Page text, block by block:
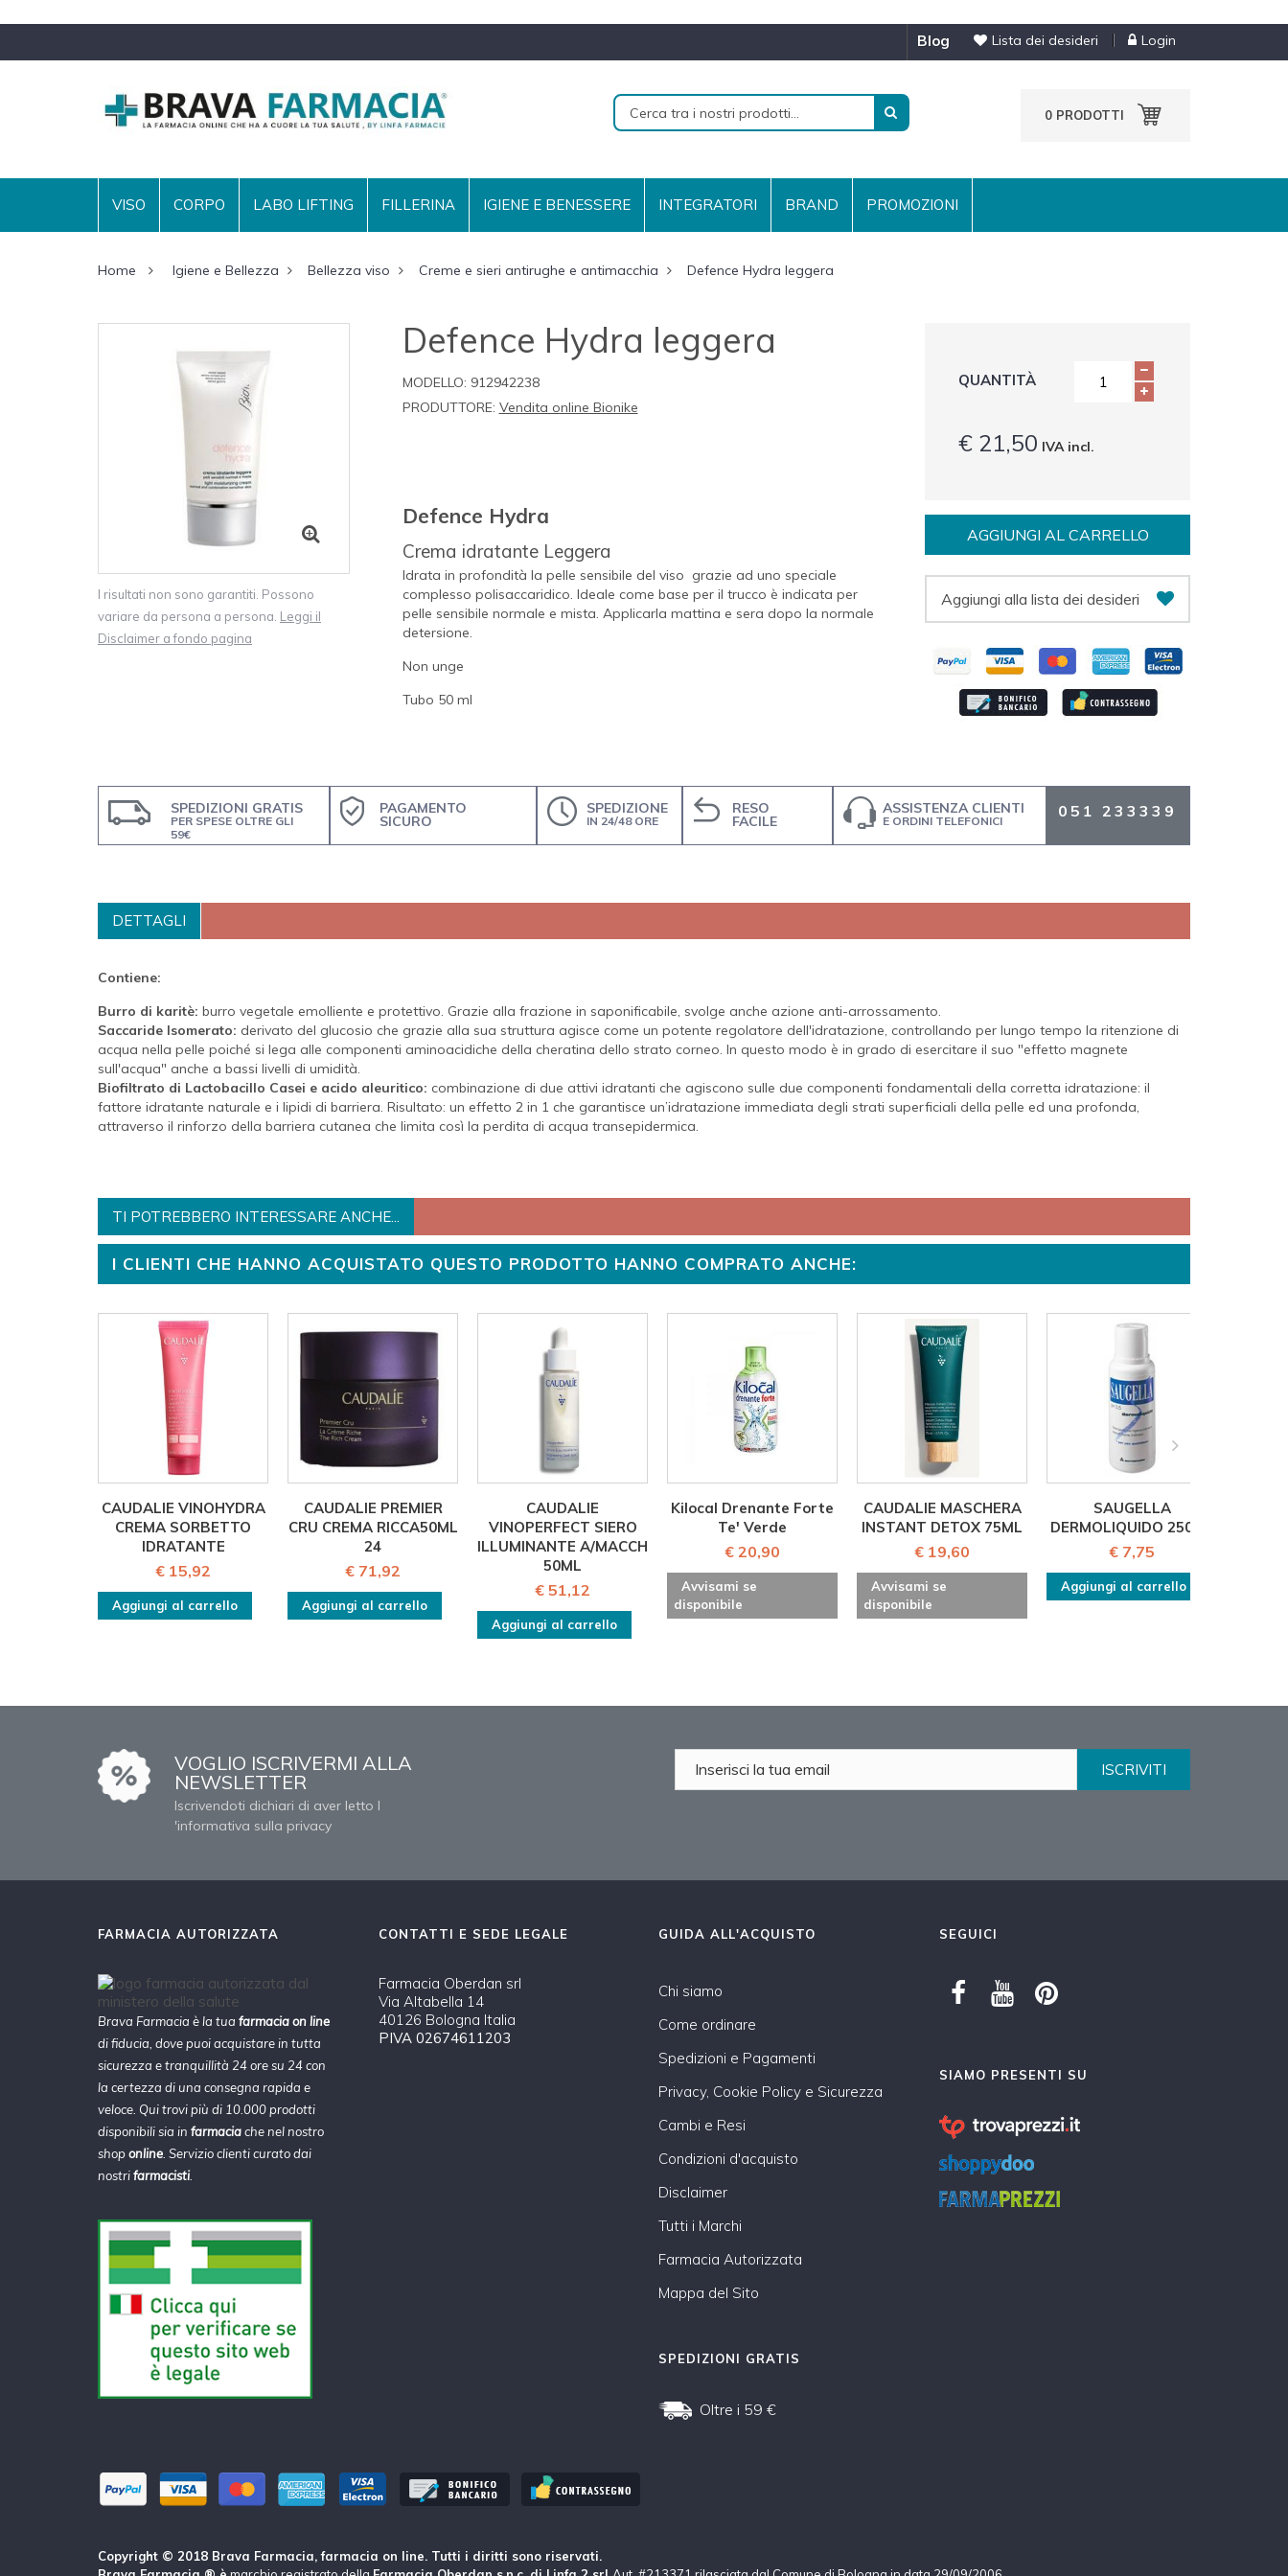
Lista dei desideri Login
blog
0 PRODOTTI
VISO CORPO LABO LIFTING FILLERINA IGIENE E BENESSERE INTEGRATORI BRAND PROMOZIONI
Home Igiene e Bellezza Bellezza viso Creme e sieri antirughe e antimacchia Defence Hydra leggera
I risultati non sono garantiti. Possono
variare da persona a persona. Leggi il
Disclaimer a fondo pagina
Defence Hydra leggera
MODELLO: 912942238
PRODUTTORE: Vendita online Bionike
Defence Hydra
Crema idratante Leggera
Idrata in profondità la pelle sensibile del viso grazie ad uno speciale
complesso polisaccaridico. Ideale come base per il trucco è indicata per
pelle sensibile normale e mista. Applicarla mattina e sera dopo la normale
detersione.
Non unge
Tubo 50 ml
QUANTITÀ
€ 21,50 IVA incl.
AGGIUNGI AL CARRELLO
Aggiungi alla lista dei desideri
SPEDIZIONI GRATIS
PER SPESE OLTRE GLI
59€
PAGAMENTO
SICURO
SPEDIZIONE
IN 24/48 ORE
RESO
FACILE
ASSISTENZA CLIENTI
E ORDINI TELEFONICI
051 233339
DETTAGLI
Contiene:
Burro di karitè: burro vegetale emolliente e protettivo. Grazie alla frazione in saponificabile, svolge anche azione anti-arrossamento.
Saccaride Isomerato: derivato del glucosio che grazie alla sua struttura agisce come un potente regolatore dell'idratazione, controllando per lungo tempo la ritenzione di
acqua nella pelle poiché si lega alle componenti aminoacidiche della cheratina dello strato corneo. In questo modo è in grado di esercitare il suo "effetto magnete
sull'acqua" anche a bassi livelli di umidità.
Biofiltrato di Lactobacillo Casei e acido aleuritico: combinazione di due attivi idratanti che agiscono sulle due componenti fondamentali della corretta idratazione: il
fattore idratante naturale e i lipidi di barriera. Risultato: un effetto 2 in 1 che garantisce un’idratazione immediata degli strati superficiali della pelle ed una profonda,
attraverso il rinforzo della barriera cutanea che limita così la perdita di acqua transepidermica.
TI POTREBBERO INTERESSARE ANCHE...
I CLIENTI CHE HANNO ACQUISTATO QUESTO PRODOTTO HANNO COMPRATO ANCHE:
CAUDALIE VINOHYDRA
CREMA SORBETTO
IDRATANTE
€ 15,92
Aggiungi al carrello
CAUDALIE PREMIER
CRU CREMA RICCA50ML
24
€ 71,92
Aggiungi al carrello
CAUDALIE
VINOPERFECT SIERO
ILLUMINANTE A/MACCH
50ML
€ 51,12
Aggiungi al carrello
Kilocal Drenante Forte
Te' Verde
€ 20,90
Avvisami se
disponibile
CAUDALIE MASCHERA
INSTANT DETOX 75ML
€ 19,60
Avvisami se
disponibile
SAUGELLA
DERMOLIQUIDO 250ML
€ 7,75
Aggiungi al carrello
VOGLIO ISCRIVERMI ALLA
NEWSLETTER
Iscrivendoti dichiari di aver letto l
'informativa sulla privacy
ISCRIVITI
FARMACIA AUTORIZZATA
Brava Farmacia è la tua farmacia on line
di fiducia, dove puoi acquistare in tutta
sicurezza e tranquillità 24 ore su 24 con
la certezza di una consegna rapida e
veloce. Qui trovi più di 10.000 prodotti
disponibili sia in farmaciache nel nostro
shoponline . Servizio clienti curato dai
nostrifarmacisti
CONTATTI E SEDE LEGALE
Farmacia Oberdan srl
Via Altabella 14
40126 Bologna Italia
PIVA 02674611203
GUIDA ALL'ACQUISTO
Chi siamo
Come ordinare
Spedizioni e Pagamenti
Privacy, Cookie Policy e Sicurezza
Cambi e Resi
Condizioni d'acquisto
Disclaimer
Tutti i Marchi
Farmacia Autorizzata
Mappa del Sito
SPEDIZIONI GRATIS
Oltre i 59 €
SEGUICI
SIAMO PRESENTI SU
Copyright © 2018 Brava Farmacia, farmacia on line. Tutti i diritti sono riservati.